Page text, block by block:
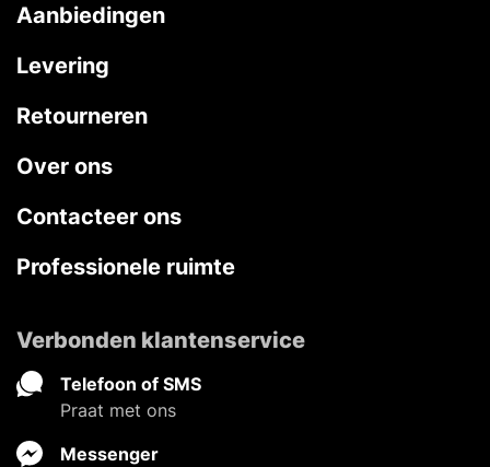
Aanbiedingen
Levering
Retourneren
Over ons
Contacteer ons
Professionele ruimte
Verbonden klantenservice
Telefoon of SMS
Praat met ons
Messenger